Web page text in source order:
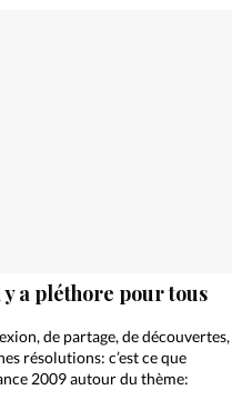
a pléthore pour tous
de partage, de découvertes,
résolutions: c’est ce que
2009 autour du thème: